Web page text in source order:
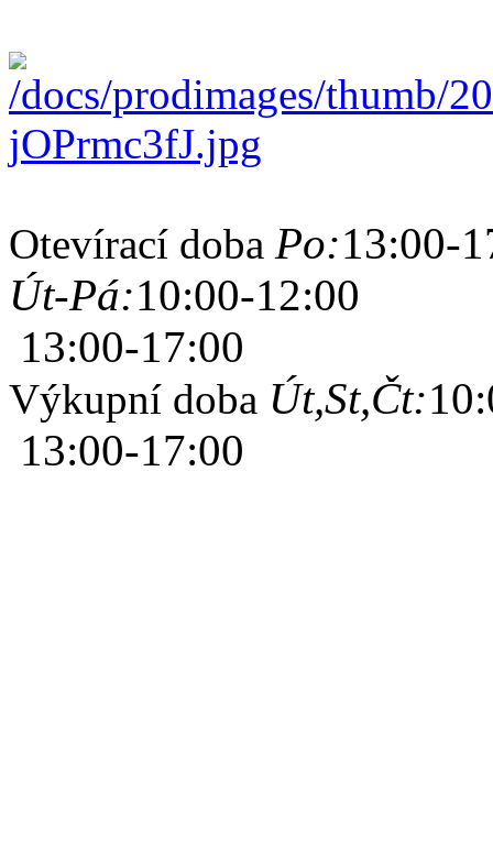
Otevírací doba Po:13:00-
Út-Pá:10:00-12:00
13:00-17:00
Výkupní doba Út,St,Čt:
13:00-17:00